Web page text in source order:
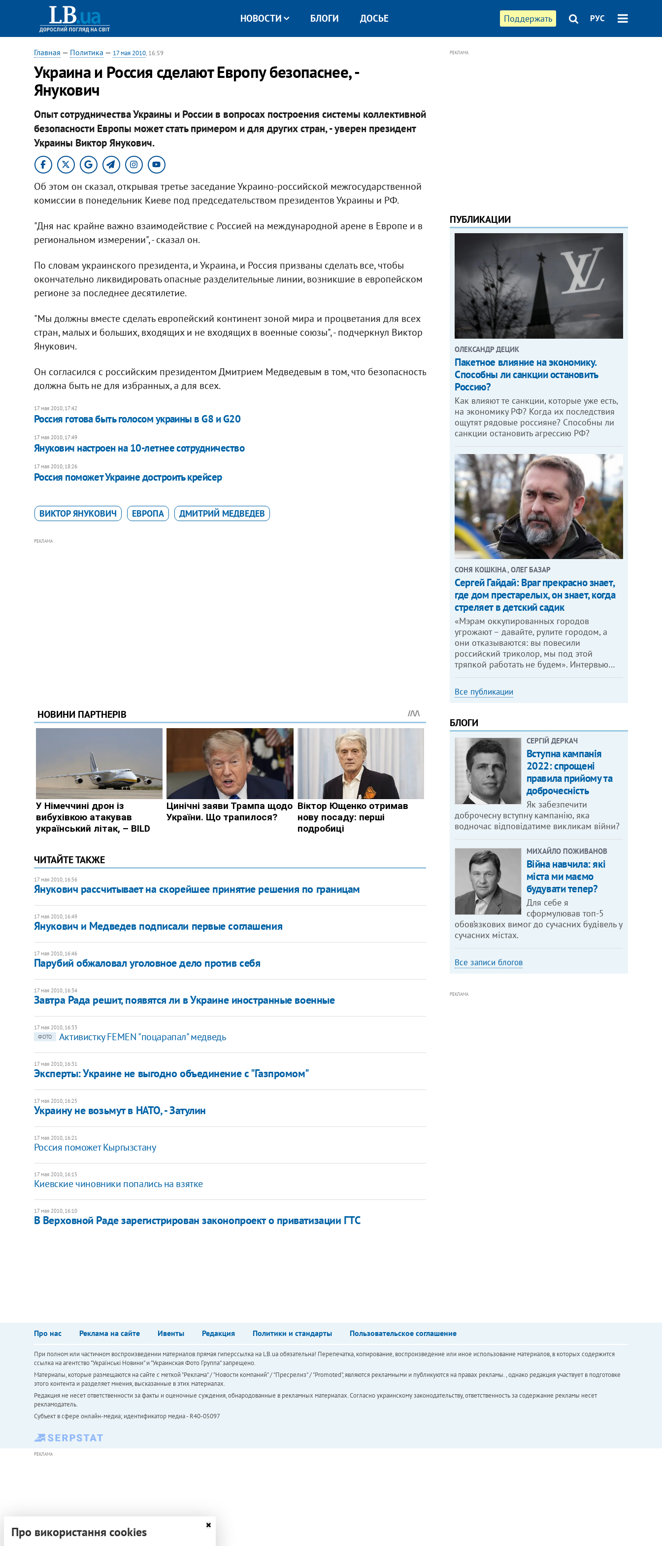
Поддержать РУС
НОВОСТИ БЛОГИ ДОСЬЕ
Главная — Политика — 17 мая 2010, 16:59
Украина и Россия сделают Европу безопаснее, -
Янукович
Опыт сотрудничества Украины и России в вопросах построения системы коллективной
безопасности Европы может стать примером и для других стран, - уверен президент
Украины Виктор Янукович.
Об этом он сказал, открывая третье заседание Украино-российской межгосударственной
комиссии в понедельник Киеве под председательством президентов Украины и РФ.
"Дня нас крайне важно взаимодействие с Россией на международной арене в Европе и в
региональном измерении", - сказал он.
По словам украинского президента, и Украина, и Россия призваны сделать все, чтобы
окончательно ликвидировать опасные разделительные линии, возникшие в европейском
регионе за последнее десятилетие.
"Мы должны вместе сделать европейский континент зоной мира и процветания для всех
стран, малых и больших, входящих и не входящих в военные союзы", - подчеркнул Виктор
Янукович.
Он согласился с российским президентом Дмитрием Медведевым в том, что безопасность
должна быть не для избранных, а для всех.
17 мая 2010, 17:42
Россия готова быть голосом украины в G8 и G20
17 мая 2010, 17:49
Янукович настроен на 10-летнее сотрудничество
17 мая 2010, 18:26
Россия поможет Украине достроить крейсер
ВИКТОР ЯНУКОВИЧ ЕВРОПА ДМИТРИЙ МЕДВЕДЕВ
РЕКЛАМА
ЧИТАЙТЕ ТАКЖЕ
17 мая 2010, 16:56
Янукович рассчитывает на скорейшее принятие решения по границам
17 мая 2010, 16:49
Янукович и Медведев подписали первые соглашения
17 мая 2010, 16:46
Парубий обжаловал уголовное дело против себя
17 мая 2010, 16:34
Завтра Рада решит, появятся ли в Украине иностранные военные
17 мая 2010, 16:33
ФОТО
Активистку FEMEN "поцарапал" медведь
17 мая 2010, 16:31
Эксперты: Украине не выгодно объединение с "Газпромом"
17 мая 2010, 16:25
Украину не возьмут в НАТО, - Затулин
17 мая 2010, 16:21
Россия поможет Кыргызстану
17 мая 2010, 16:15
Киевские чиновники попались на взятке
17 мая 2010, 16:10
В Верховной Раде зарегистрирован законопроект о приватизации ГТС
РЕКЛАМА
ПУБЛИКАЦИИ
ОЛЕКСАНДР ДЕЦИК
Пакетное влияние на экономику.
Способны ли санкции остановить
Россию?
Как влияют те санкции, которые уже есть,
на экономику РФ? Когда их последствия
ощутят рядовые россияне? Способны ли
санкции остановить агрессию РФ?
СОНЯ КОШКІНА , ОЛЕГ БАЗАР
Сергей Гайдай: Враг прекрасно знает,
где дом престарелых, он знает, когда
стреляет в детский садик
«Мэрам оккупированных городов
угрожают – давайте, рулите городом, а
они отказываются: вы повесили
российский триколор, мы под этой
тряпкой работать не будем». Интервью…
Все публикации
БЛОГИ
СЕРГІЙ ДЕРКАЧ
Вступна кампанія
2022: спрощені
правила прийому та
доброчесність
Як забезпечити
доброчесну вступну кампанію, яка
водночас відповідатиме викликам війни?
МИХАЙЛО ПОЖИВАНОВ
Війна навчила: які
міста ми маємо
будувати тепер?
Для себе я
сформулював топ-5
обов’язкових вимог до сучасних будівель у
сучасних містах.
Все записи блогов
РЕКЛАМА
Про нас Реклама на сайте Ивенты Редакция Политики и стандарты Пользовательское соглашение
При полном или частичном воспроизведении материалов прямая гиперссылка на LB.ua обязательна! Перепечатка, копирование, воспроизведение или иное использование материалов, в которых содержится
ссылка на агентство "Українськi Новини" и "Украинская Фото Группа" запрещено.
Материалы, которые размещаются на сайте с меткой "Реклама" / "Новости компаний" / "Пресрелиз" / "Promoted", являются рекламными и публикуются на правах рекламы. , однако редакция участвует в подготовке
этого контента и разделяет мнения, высказанные в этих материалах.
Редакция не несет ответственности за факты и оценочные суждения, обнародованные в рекламных материалах. Согласно украинскому законодательству, ответственность за содержание рекламы несет
рекламодатель.
Субъект в сфере онлайн-медиа; идентификатор медиа - R40-05097
РЕКЛАМА
Про використання cookies